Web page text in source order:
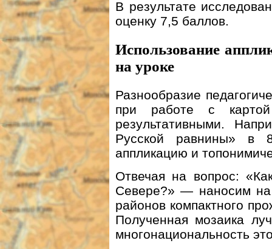
В результате
оценку 7,5 баллов.
Использование
на уроке
Разнообразие
при работе с
результативными.
Русской равнины» в
аппликацию и
Отвечая на вопрос:
Севере?» — наносим на
районов компактного
Полученная мозаика
многонациональность